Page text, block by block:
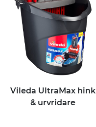
Vileda UltraMax hink
& urvridare